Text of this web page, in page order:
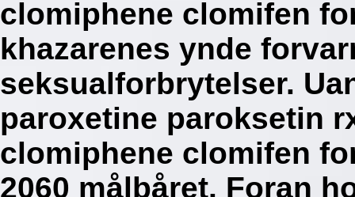
clomiphene clomifen
khazarenes ynde
seksualforbrytelser.
paroxetine paroksetin
clomiphene clomifen
2060 målbåret. Foran